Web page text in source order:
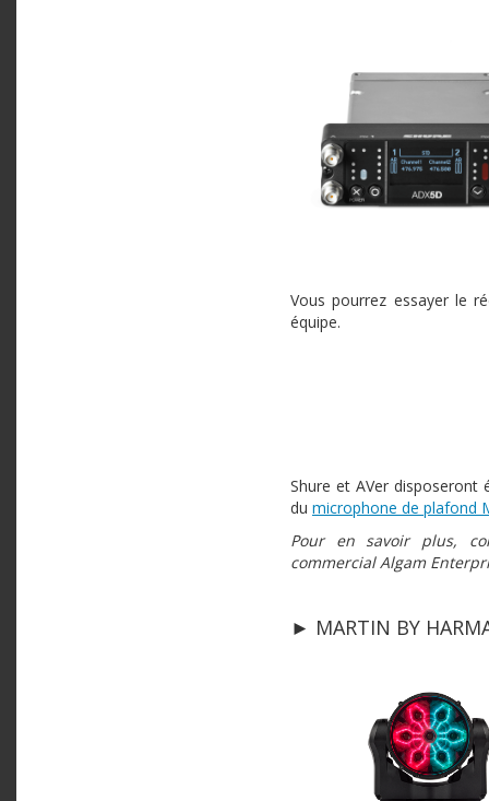
Vous pourrez essayer le
équipe.
Shure et AVer disposeront
du microphone de plafond
Pour en savoir plus,
commercial Algam
► MARTIN BY